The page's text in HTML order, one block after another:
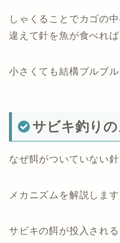
しゃくることでカゴの
違えて針を魚が食べれば
小さくても結構ブルブ
サビキ釣り
なぜ餌がついていない
メカニズムを解説します
サビキの餌が投入され